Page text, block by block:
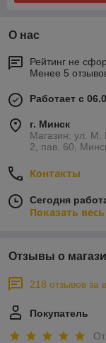
О нас
Рейтинг не
Менее 5
Работает с
г. Минск
Магазин: ул. М.
2, пав. 60,
Контакты
Сегодня
Показать
Отзывы о
218 отзывов за
Покупатель